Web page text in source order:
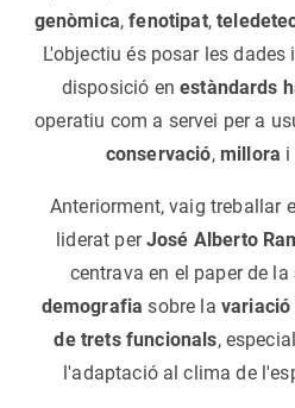
genòmica,fenotipat,
L'objectiu és posar les
disposició enestàndards
operatiu com a servei per a
conservació, millora i
Anteriorment, vaig treballar
liderat perJosé Alberto
centrava en el paper de la
demografia sobre la variació
de trets funcionals,
l'adaptació al clima de